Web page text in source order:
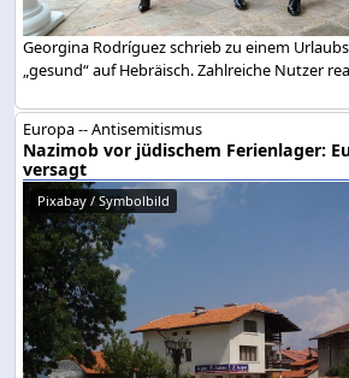
Georgina Rodríguez schrieb zu einem
„gesund“ auf Hebräisch. Zahlreiche Nutzer
Europa -- Antisemitismus
Nazimob vor jüdischem Ferienlager:
versagt
Pixabay / Symbolbild